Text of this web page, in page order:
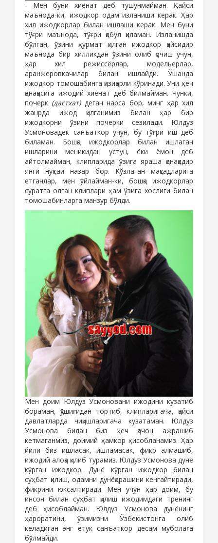
- Мен буни хиёнат деб тушунмайман. Қайси
маънода-ки, ижодкор одам изланиши керак. Ҳар
хил ижодкорлар билан ишлаши керак. Мен буни
тўғри маънода, тўғри қабул қиламан. Изланишда
бўлган, ўзини ҳурмат қилган ижодкор қайсидир
маънода бир хилликдан ўзини олиб қочиш учун,
ҳар хил режиссёрлар, модельерлар,
аранжеровкачилар билан ишлайди. Ўшанда
ижодкор томошабинга қизиқарли кўринади. Уни ҳеч
қанақасига ижодий хиёнат деб билмайман. Чунки,
почерк (дастхат)деган нарса бор, минг ҳар хил
жанрда ижод қилганимиз билан ҳар бир
ижодкорни ўзини почерки сезилади. Юлдуз
Усмоновадек санъаткор учун, бу тўғри иш деб
биламан. Бошқа ижодкорлар билан ишлаган
ишларини меникидан устун, ёки ёмон деб
айтолмайман, клипларида ўзига яраша қанақадир
янги нуқтаи назар бор. Кўзлаган мақсадларига
етганлар, мен ўйлайман-ки, бошқа ижодкорлар
суратга олган клиплари ҳам ўзига хослиги билан
томошабинларга манзур бўлди.
Мен доим Юлдуз Усмоновани ижодини кузатиб
бораман, қўшиғидан тортиб, клипларигача, қайси
давлатларда чиқишларигача кузатаман. Юлдуз
Усмонова билан биз ҳеч қачон ажрашиб
кетмаганмиз, доимий ҳамкор ҳисобланамиз. Ҳар
йили биз ишласак, ишламасак, фикр алмашиб,
ижодий алоқа қилиб турамиз. Юлдуз Усмонова дунё
кўрган ижодкор. Дунё кўрган ижодкор билан
суҳбат қилиш, одамни дунёқарашини кенгайтиради,
фикрини юксалтиради. Мен учун ҳар доим, бу
инсон билан суҳбат қилиш ижодимдаги тренинг
деб ҳисоблайман. Юлдуз Усмонова дунёнинг
ҳароратини, ўзимизни Ўзбекистонга олиб
келадиган энг етук санъаткор десам муболаға
бўлмайди.